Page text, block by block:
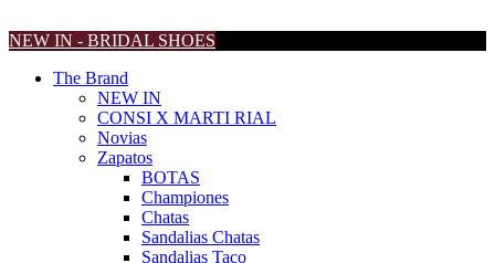
NEW IN - BRIDAL SHOES
The Brand
NEW IN
CONSI X MARTI RIAL
Novias
Zapatos
BOTAS
Championes
Chatas
Sandalias Chatas
Sandalias Taco